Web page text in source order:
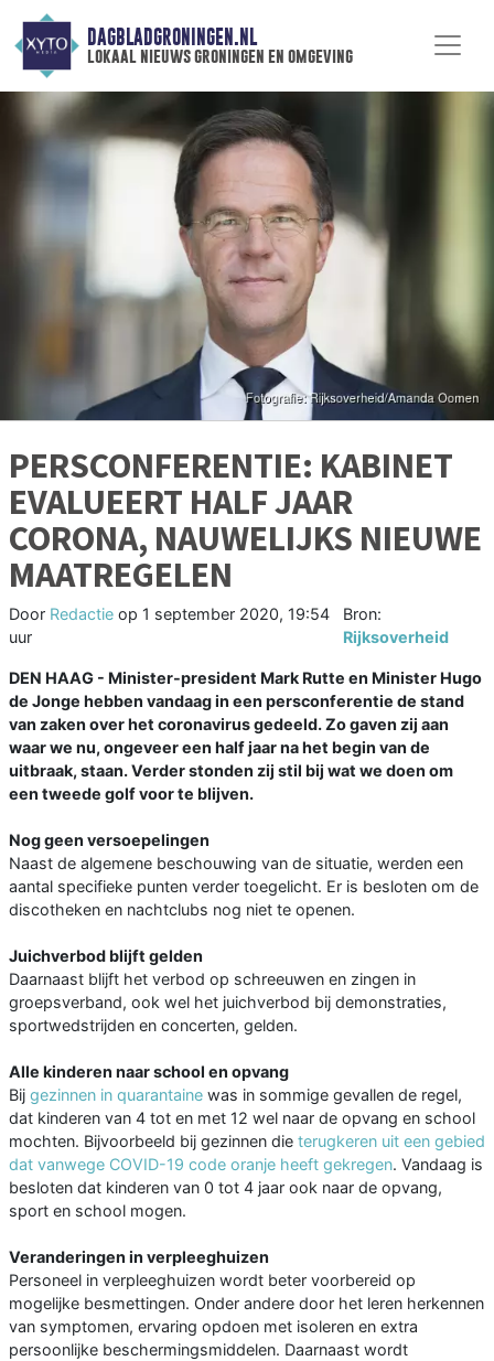
DAGBLADGRONINGEN.NL
lokaal nieuws groningen en omgeving
PERSCONFERENTIE: KABINET
EVALUEERT HALF JAAR
CORONA, NAUWELIJKS NIEUWE
MAATREGELEN
Door Redactie op 1 september 2020, 19:54
uur
Bron:
Rijksoverheid
DEN HAAG - Minister-president Mark Rutte en Minister Hugo
de Jonge hebben vandaag in een persconferentie de stand
van zaken over het coronavirus gedeeld. Zo gaven zij aan
waar we nu, ongeveer een half jaar na het begin van de
uitbraak, staan. Verder stonden zij stil bij wat we doen om
een tweede golf voor te blijven.
Nog geen versoepelingen
Naast de algemene beschouwing van de situatie, werden een
aantal specifieke punten verder toegelicht. Er is besloten om de
discotheken en nachtclubs nog niet te openen.
Juichverbod blijft gelden
Daarnaast blijft het verbod op schreeuwen en zingen in
groepsverband, ook wel het juichverbod bij demonstraties,
sportwedstrijden en concerten, gelden.
Alle kinderen naar school en opvang
Bij gezinnen in quarantaine was in sommige gevallen de regel,
dat kinderen van 4 tot en met 12 wel naar de opvang en school
mochten. Bijvoorbeeld bij gezinnen die terugkeren uit een gebied
dat vanwege COVID-19 code oranje heeft gekregen. Vandaag is
besloten dat kinderen van 0 tot 4 jaar ook naar de opvang,
sport en school mogen.
Veranderingen in verpleeghuizen
Personeel in verpleeghuizen wordt beter voorbereid op
mogelijke besmettingen. Onder andere door het leren herkennen
van symptomen, ervaring opdoen met isoleren en extra
persoonlijke beschermingsmiddelen. Daarnaast wordt